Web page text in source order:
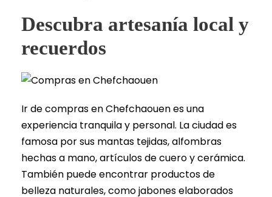
Descubra artesanía local y
recuerdos
Ir de compras en Chefchaouen es una
experiencia tranquila y personal. La ciudad es
famosa por sus mantas tejidas, alfombras
hechas a mano, artículos de cuero y cerámica.
También puede encontrar productos de
belleza naturales, como jabones elaborados